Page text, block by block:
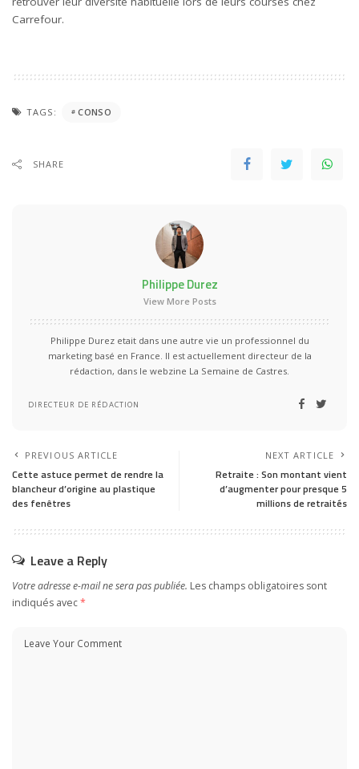
Carrefour.
TAGS: CONSO
SHARE
Philippe Durez
View More Posts
Philippe Durez etait dans une autre vie un professionnel du
marketing basé en France. Il est actuellement directeur de la
rédaction, dans le webzine La Semaine de Castres.
DIRECTEUR DE RÉDACTION
PREVIOUS ARTICLE
Cette astuce permet de rendre la
blancheur d’origine au plastique
des fenêtres
NEXT ARTICLE
Retraite : Son montant vient
d’augmenter pour presque 5
millions de retraités
Leave a Reply
Votre adresse e-mail ne sera pas publiée. Les champs obligatoires sont
indiqués avec*